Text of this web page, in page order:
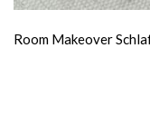
Room Makeover